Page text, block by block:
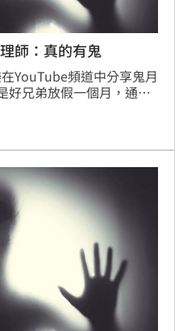
師：真的有鬼
YouTube頻道中分享鬼月
好兄弟放假一個月，通常
，神明會休息一個月。